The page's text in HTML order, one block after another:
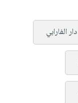
دار الفارابي